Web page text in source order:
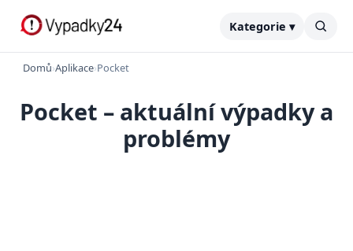
Kategorie ▾
Domů›Aplikace›Pocket
Pocket – aktuální výpadky a
problémy